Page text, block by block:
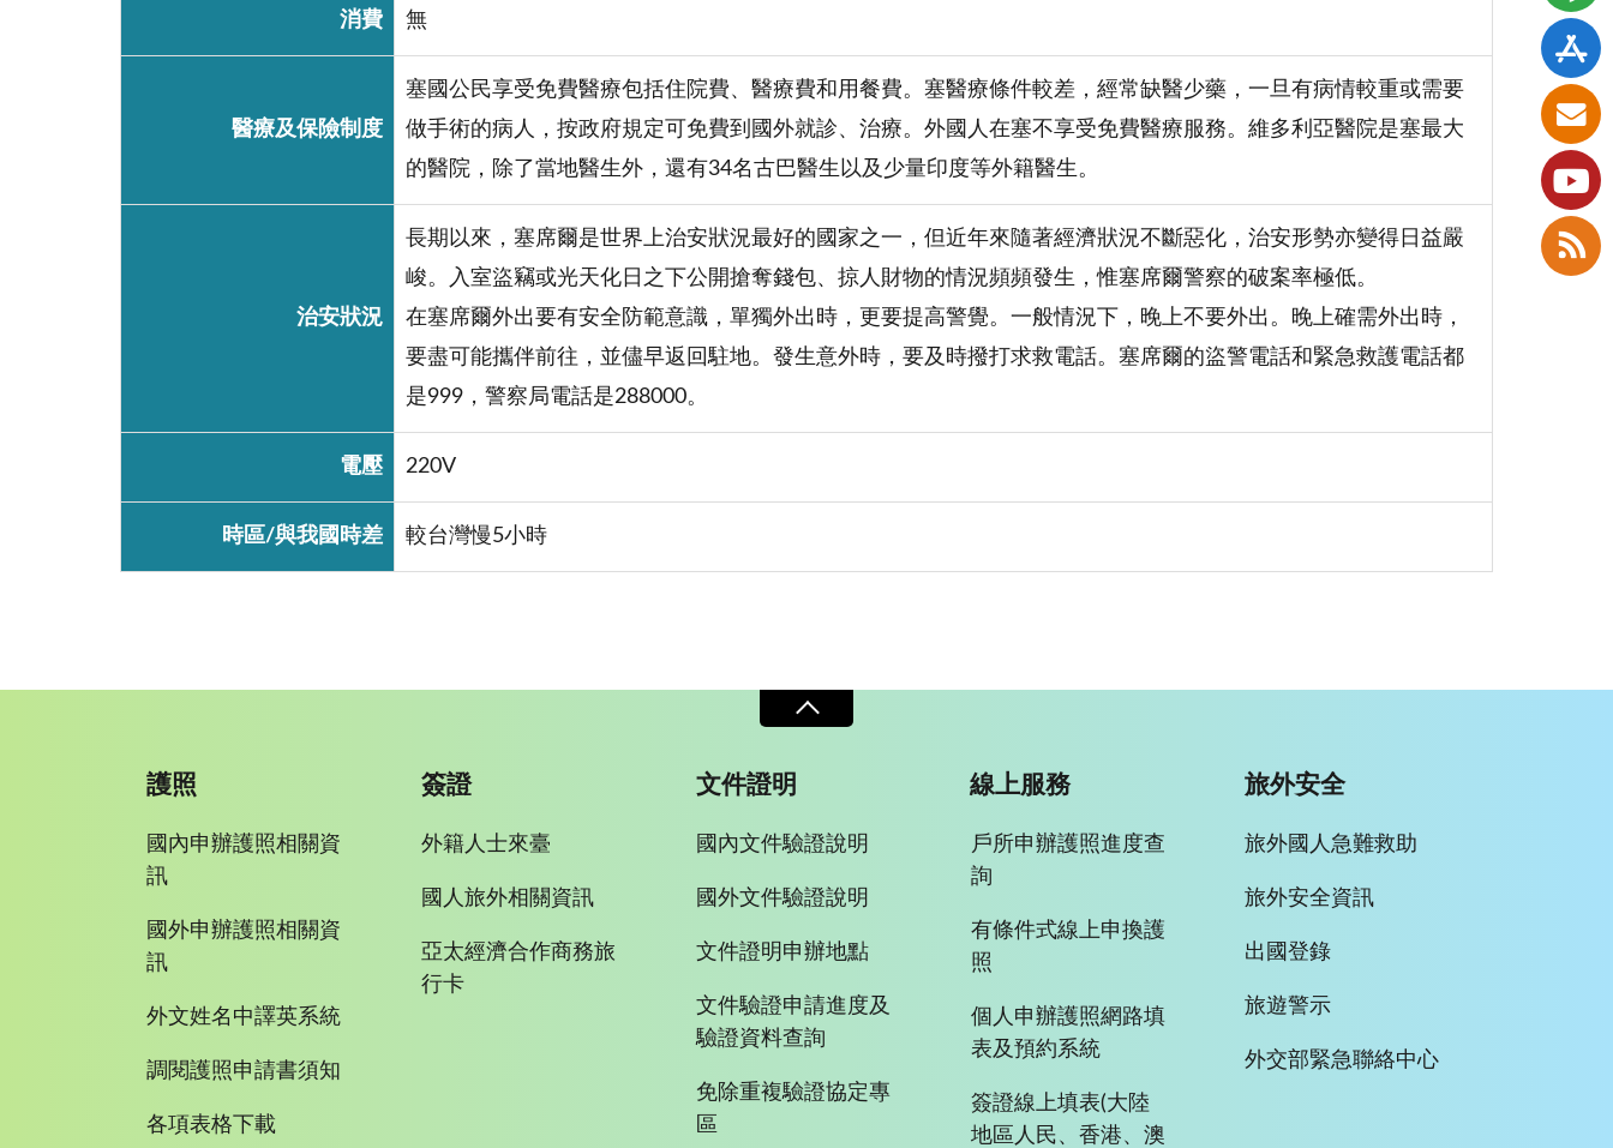
消費 無
醫療及保險制度
塞國公民享受免費醫療包括住院費、醫療費和用餐費。塞醫療條件較差，經常缺醫少藥，一旦有病情較重或需要
做手術的病人，按政府規定可免費到國外就診、治療。外國人在塞不享受免費醫療服務。維多利亞醫院是塞最大
的醫院，除了當地醫生外，還有34名古巴醫生以及少量印度等外籍醫生。
治安狀況
長期以來，塞席爾是世界上治安狀況最好的國家之一，但近年來隨著經濟狀況不斷惡化，治安形勢亦變得日益嚴
峻。入室盜竊或光天化日之下公開搶奪錢包、掠人財物的情況頻頻發生，惟塞席爾警察的破案率極低。
在塞席爾外出要有安全防範意識，單獨外出時，更要提高警覺。一般情況下，晚上不要外出。晚上確需外出時，
要盡可能攜伴前往，並儘早返回駐地。發生意外時，要及時撥打求救電話。塞席爾的盜警電話和緊急救護電話都
是999，警察局電話是288000。
電壓 220V
時區/與我國時差 較台灣慢5小時
護照
國內申辦護照相關資
訊
國外申辦護照相關資
訊
外文姓名中譯英系統
調閱護照申請書須知
各項表格下載
簽證
外籍人士來臺
國人旅外相關資訊
亞太經濟合作商務旅
行卡
文件證明
國內文件驗證說明
國外文件驗證說明
文件證明申辦地點
文件驗證申請進度及
驗證資料查詢
免除重複驗證協定專
區
線上服務
戶所申辦護照進度查
詢
有條件式線上申換護
照
個人申辦護照網路填
表及預約系統
簽證線上填表(大陸
地區人民、香港、澳
旅外安全
旅外國人急難救助
旅外安全資訊
出國登錄
旅遊警示
外交部緊急聯絡中心